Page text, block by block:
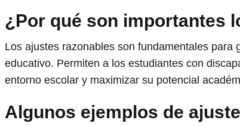
¿Por qué son importantes
Los ajustes razonables son fundamentales
educativo. Permiten a los estudiantes con
entorno escolar y maximizar su potencial
Algunos ejemplos de